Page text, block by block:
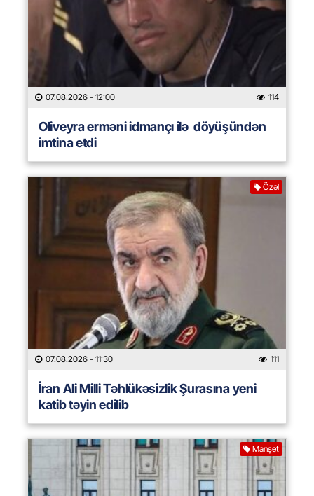
07.08.2026 - 12:00 114
Oliveyra erməni idmançı ilə döyüşündən
imtina etdi
Özəl
07.08.2026 - 11:30 111
İran Ali Milli Təhlükəsizlik Şurasına yeni
katib təyin edilib
Manşet